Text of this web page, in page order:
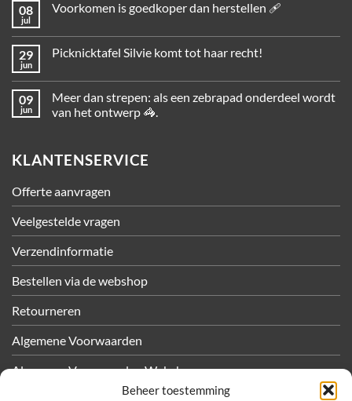
Beheer toestemming
08
jul
Voorkomen is goedkoper dan herstellen 🩹
29
jun
Picknicktafel Silvie komt tot haar recht!
09
jun
Meer dan strepen: als een zebrapad onderdeel wordt
van het ontwerp 🦓.
KLANTENSERVICE
Offerte aanvragen
Veelgestelde vragen
Verzendinformatie
Bestellen via de webshop
Retourneren
Algemene Voorwaarden
Algemene Voorwaarden Webshop